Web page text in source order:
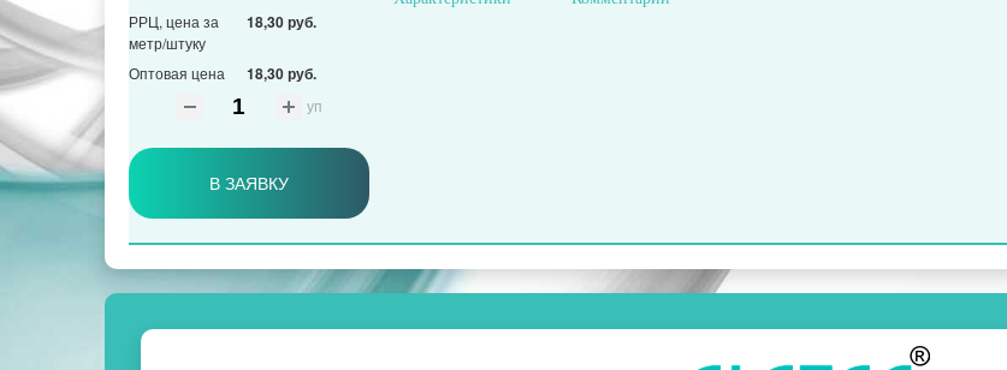
РРЦ, цена за
метр/штуку
18,30 руб.
Оптовая цена 18,30 руб.
уп
В ЗАЯВКУ